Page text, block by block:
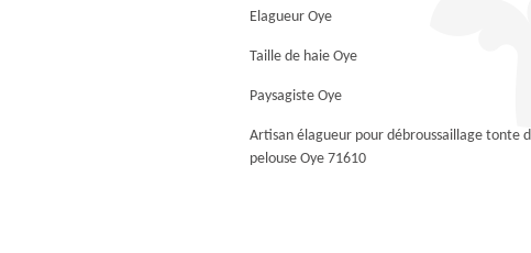
Elagueur Oye
Taille de haie Oye
Paysagiste Oye
Artisan élagueur pour débroussaillage tonte
pelouse Oye 71610